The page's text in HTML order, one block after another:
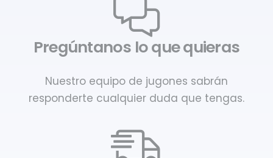
Pregúntanos lo que quieras
Nuestro equipo de jugones sabrán
responderte cualquier duda que tengas.